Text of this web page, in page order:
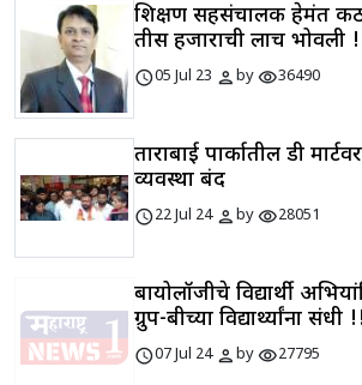
शिक्षण सहसंचालक हेमंत
तीस हजाराची लाच भोवली
schedule05 Jul 23 personbyvisibility36490
ताराबाई पार्कातील डी
व्यवस्था बंद
schedule22 Jul 24 personbyvisibility28051
बायोलॉजीचे विद्यार्थी
ग्रुप-बीच्या विद्यार्थ्यांना संधी !!
schedule07 Jul 24 personbyvisibility27795